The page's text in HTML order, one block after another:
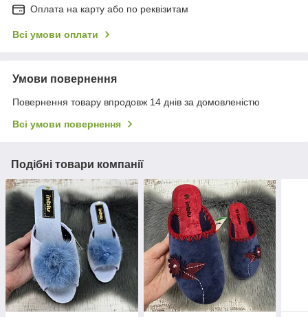
Оплата на карту або по реквізитам
Всі умови оплати
Умови повернення
Повернення товару впродовж 14 днів за домовленістю
Всі умови повернення
Подібні товари компанії